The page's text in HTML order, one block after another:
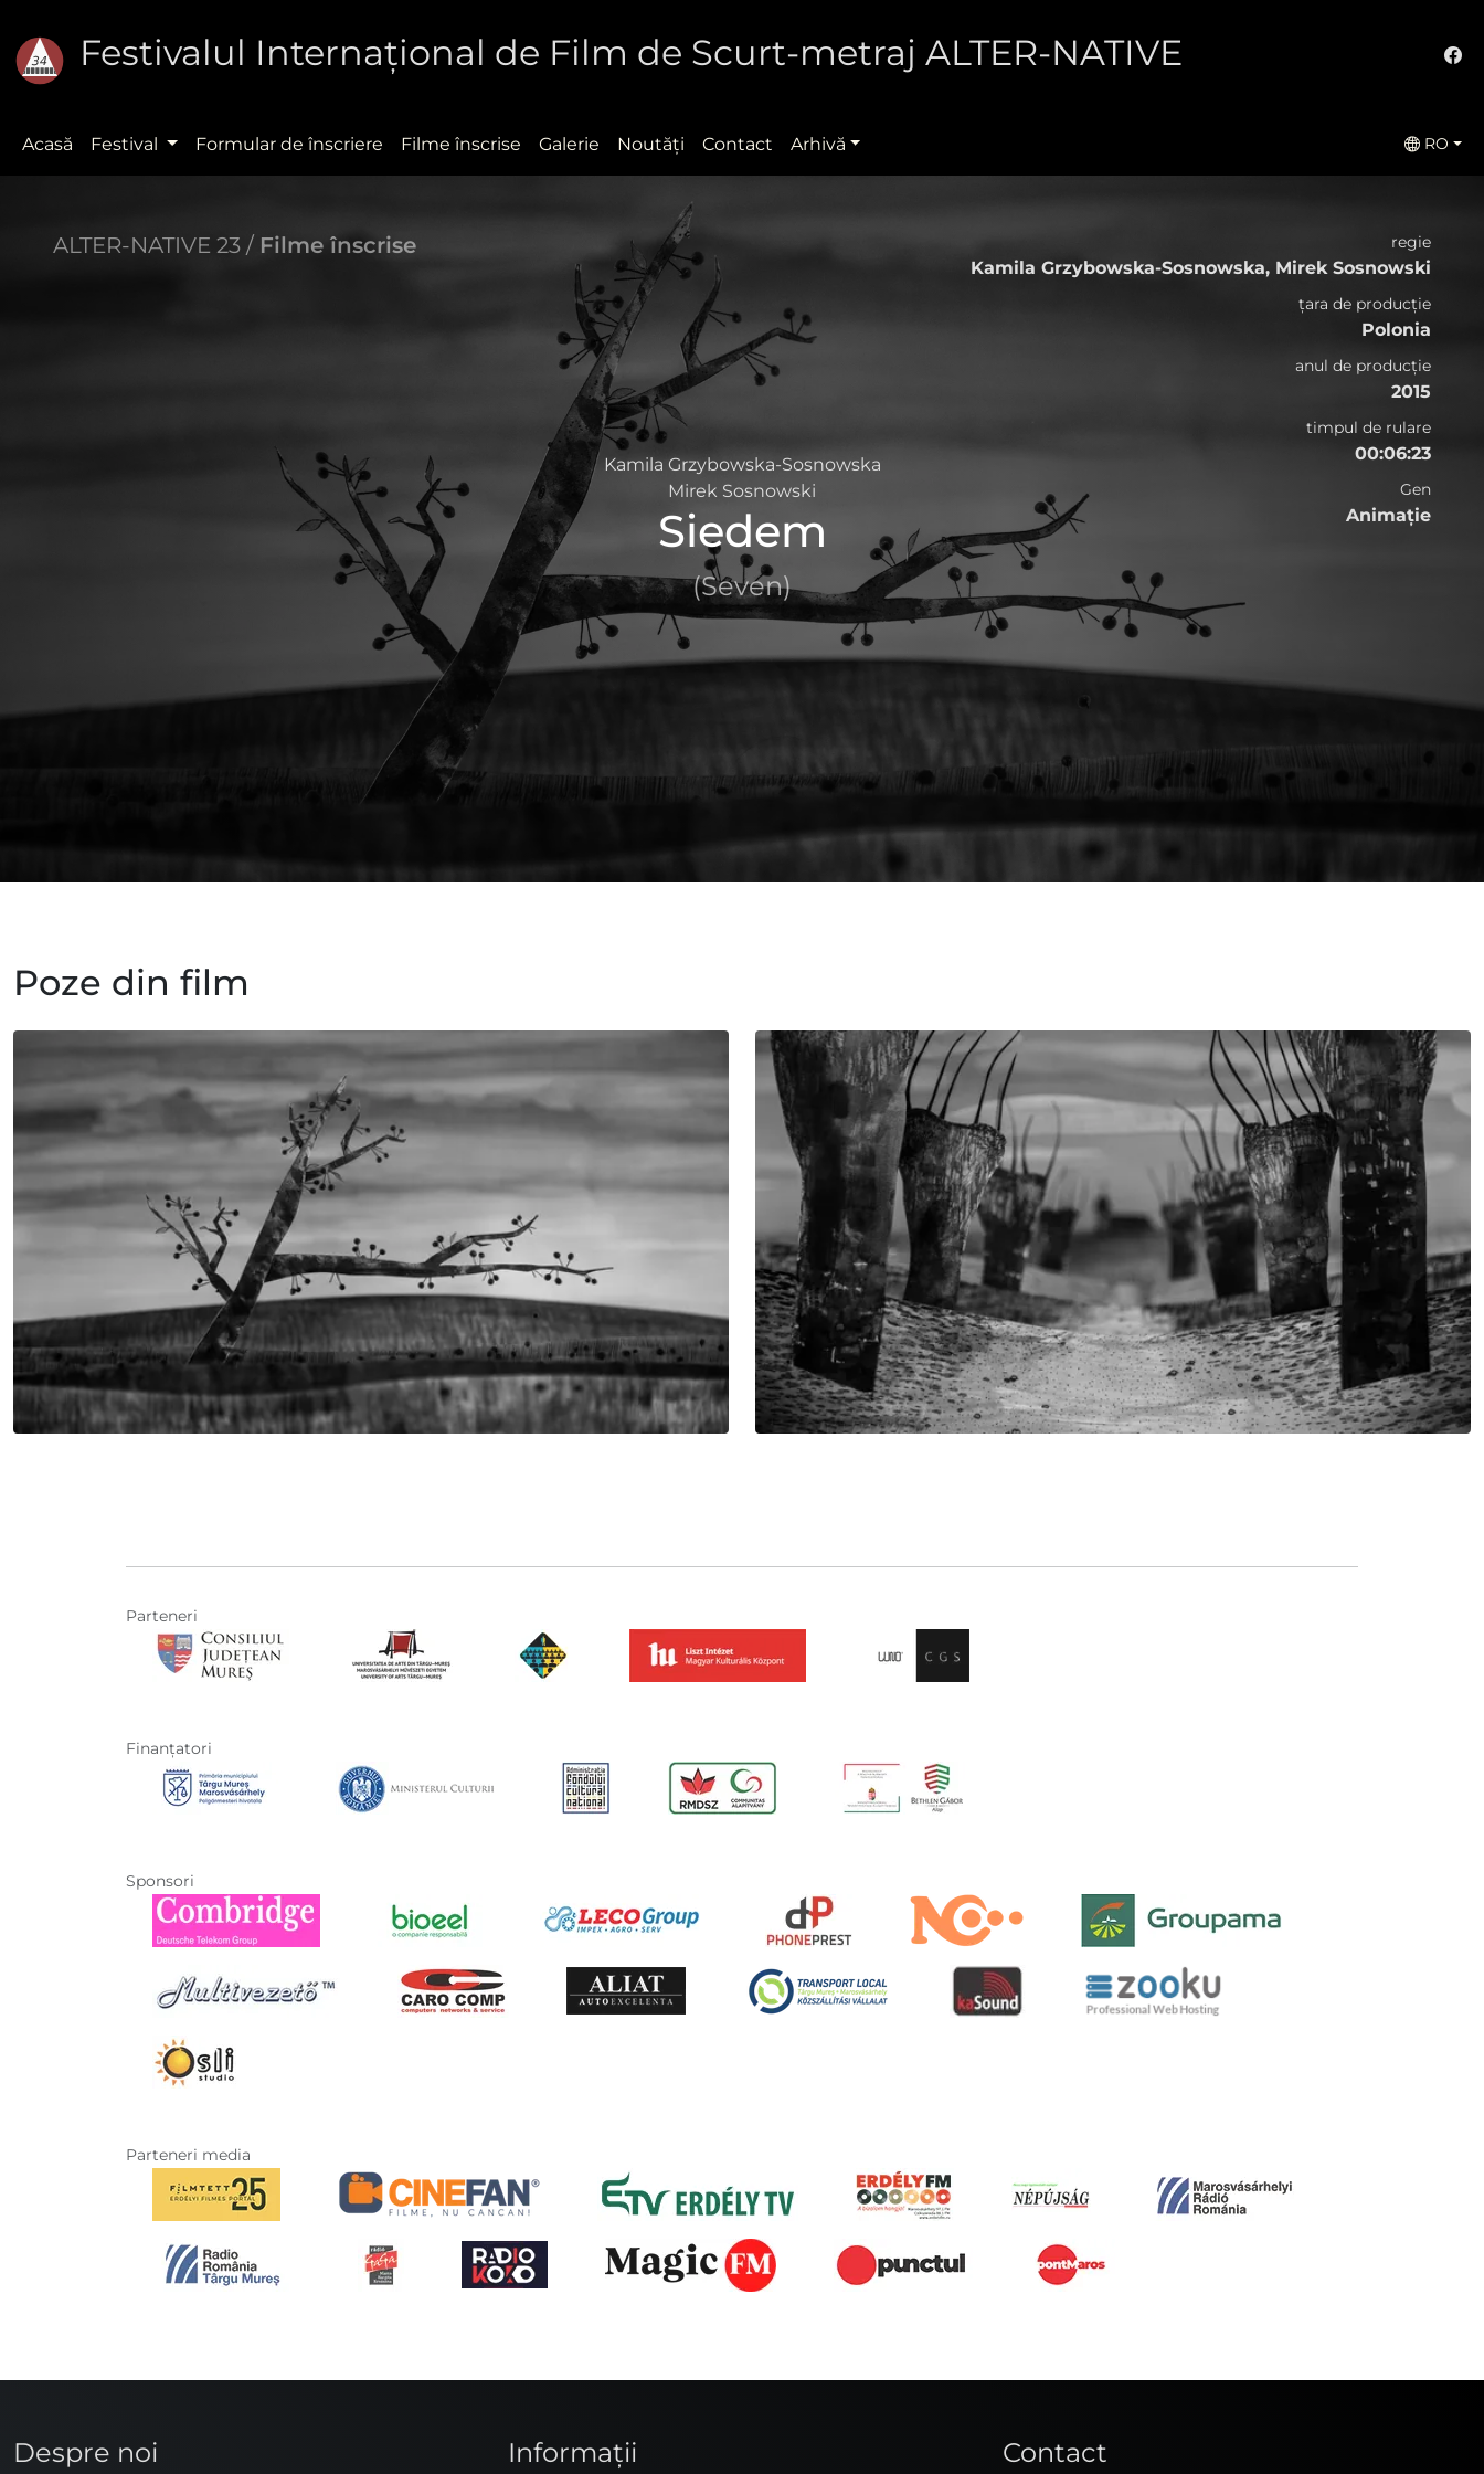
Festivalul Internaţional de Film de Scurt-metraj ALTER-NATIVE
Acasă Festival Formular de înscriere Filme înscrise Galerie Noutăţi Contact Arhivă RO
ALTER-NATIVE 23 / Filme înscrise
Kamila Grzybowska-Sosnowska
Mirek Sosnowski
Siedem
(Seven)
regie
Kamila Grzybowska-Sosnowska, Mirek Sosnowski
țara de producție
Polonia
anul de producție
2015
timpul de rulare
00:06:23
Gen
Animaţie
Poze din film
Parteneri
Finanţatori
Sponsori
Parteneri media
Despre noi Informaţii Contact